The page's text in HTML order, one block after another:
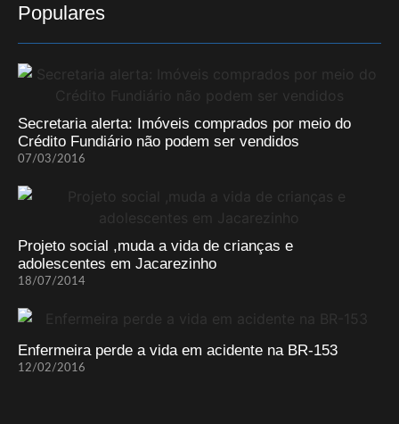
Populares
Secretaria alerta: Imóveis comprados por meio do
Crédito Fundiário não podem ser vendidos
07/03/2016
Projeto social ,muda a vida de crianças e
adolescentes em Jacarezinho
18/07/2014
Enfermeira perde a vida em acidente na BR-153
12/02/2016